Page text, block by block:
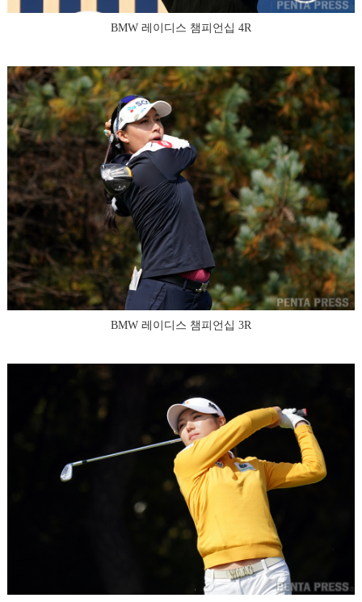
BMW 레이디스 챔피언십 4R
BMW 레이디스 챔피언십 3R